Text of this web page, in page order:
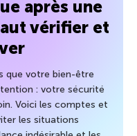
après une
vérifier et
que votre bien-être
: votre sécurité
Voici les comptes et
les situations